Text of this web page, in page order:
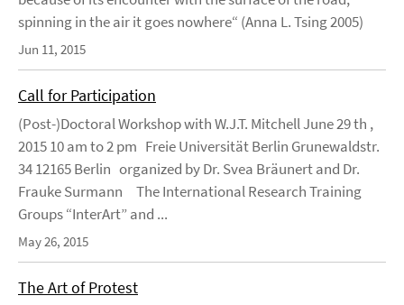
spinning in the air it goes nowhere“ (Anna L. Tsing 2005)
Jun 11, 2015
Call for Participation
(Post-)Doctoral Workshop with W.J.T. Mitchell June 29 th ,
2015 10 am to 2 pm Freie Universität Berlin Grunewaldstr.
34 12165 Berlin organized by Dr. Svea Bräunert and Dr.
Frauke Surmann The International Research Training
Groups “InterArt” and ...
May 26, 2015
The Art of Protest